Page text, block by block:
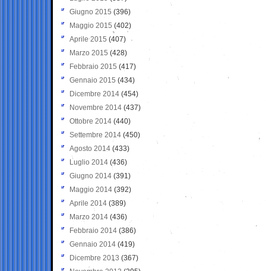
Giugno 2015 (396)
Maggio 2015 (402)
Aprile 2015 (407)
Marzo 2015 (428)
Febbraio 2015 (417)
Gennaio 2015 (434)
Dicembre 2014 (454)
Novembre 2014 (437)
Ottobre 2014 (440)
Settembre 2014 (450)
Agosto 2014 (433)
Luglio 2014 (436)
Giugno 2014 (391)
Maggio 2014 (392)
Aprile 2014 (389)
Marzo 2014 (436)
Febbraio 2014 (386)
Gennaio 2014 (419)
Dicembre 2013 (367)